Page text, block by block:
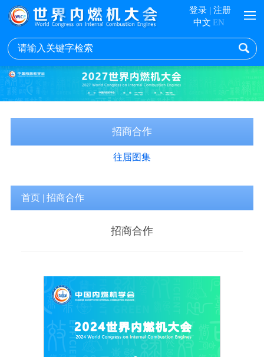
登录 | 注册
中文 EN
招商合作
往届图集
首页 | 招商合作
招商合作